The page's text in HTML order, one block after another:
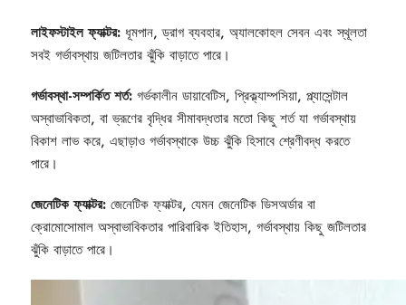
লাইফস্টাইল ফ্যাক্টর: ধূমপান, ড্রাগ ব্যবহার, অ্যালকোহল সেবন এবং স্থূলতা
সবই গর্ভাবস্থায় জটিলতার ঝুঁকি বাড়াতে পারে।
গর্ভাবস্থা-সম্পর্কিত শর্ত: গর্ভকালীন ডায়াবেটিস, প্রিক্ল্যাম্পসিয়া, প্ল্যাসেন্টাল
অস্বাভাবিকতা, বা ভ্রূণের বৃদ্ধির সীমাবদ্ধতার মতো কিছু শর্ত যা গর্ভাবস্থায়
বিকাশ লাভ করে, এছাড়াও গর্ভাবস্থাকে উচ্চ ঝুঁকি হিসাবে শ্রেণীবদ্ধ করতে
পারে।
জেনেটিক ফ্যাক্টর: জেনেটিক ফ্যাক্টর, যেমন জেনেটিক ডিসঅর্ডার বা
ক্রোমোসোমাল অস্বাভাবিকতার পারিবারিক ইতিহাস, গর্ভাবস্থায় কিছু জটিলতার
ঝুঁকি বাড়াতে পারে।